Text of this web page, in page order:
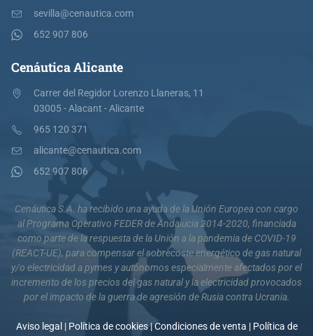
sevilla@cenautica.com
652 907 806
Cenáutica Alicante
Carrer del Regidor Lorenzo Llaneras, 11
03005 - Alacant - Alicante
965 120 371
alicante@cenautica.com
652 907 806
Cenáutica S.A. ha recibido una ayuda de la Unión Europea con cargo
al Programa Operativo FEDER de Andalucía 2014-2020, financiada
como parte de la respuesta de la Unión a la pandemia de COVID-19
(REACT-UE), para compensar el sobrecoste energético de gas natural
y/o electricidad a pymes y autónomos especialmente afectados por el
incremento de los precios del gas natural y la electricidad provocados
por el impacto de la guerra de agresión de Rusia contra Ucrania.
Aviso legal| Política de cookies|Condiciones de venta | Política de